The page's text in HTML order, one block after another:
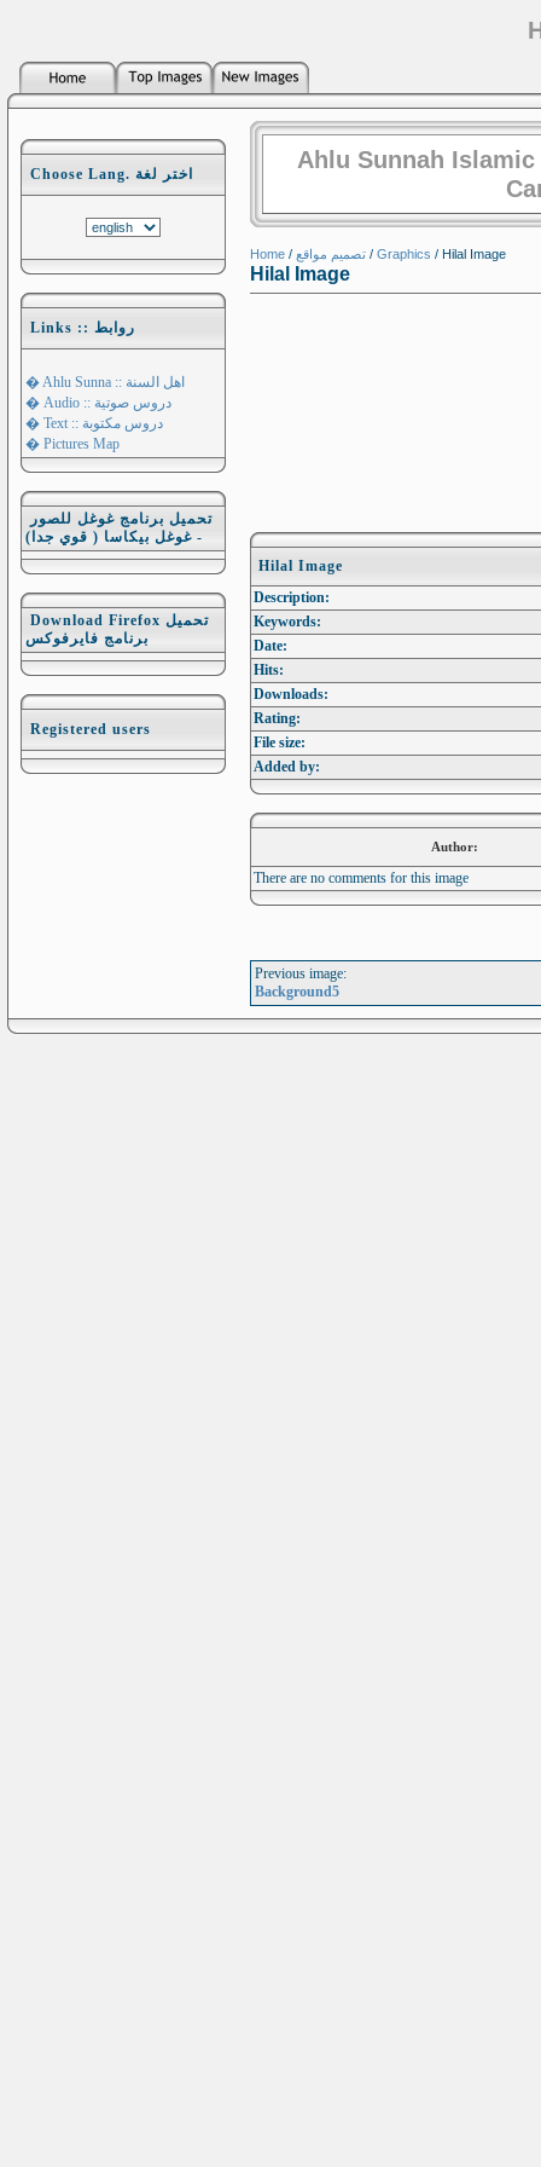
Choose Lang. اختر لغة
Links :: روابط
� Ahlu Sunna :: اهل السنة
� Audio :: دروس صوتية
� Text :: دروس مكتوبة
� Pictures Map
تحميل برنامج غوغل للصور
- غوغل بيكاسا ( قوي جدا)
Download Firefox تحميل
برنامج فايرفوكس
Registered users
Ahlu Sunnah
Home / تصميم مواقع / Graphics / Hilal Image
Hilal Image
Hilal Image
Description:
Keywords:
Date:
Hits:
Downloads:
Rating:
File size:
Added by:
Author:
There are no comments for this image
Previous image:
Background5